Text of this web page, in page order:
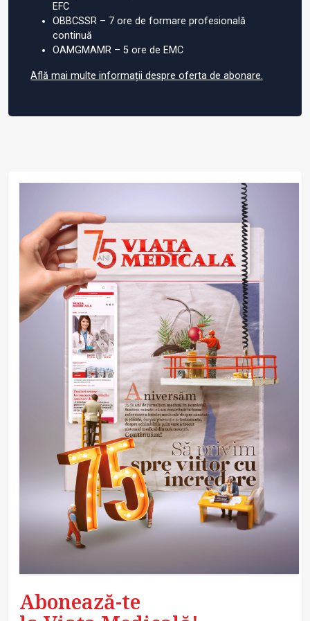
EFC
OBBCSSR – 7 ore de formare profesională
continuă
OAMGMAMR – 5 ore de EMC
Află mai multe informații despre oferta de abonare.
Abonează-te